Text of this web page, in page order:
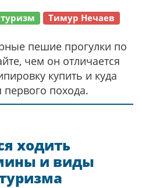
Тимур Нечаев
пешие прогулки по
чем он отличается
купить и куда
первого похода.
ходить
и виды